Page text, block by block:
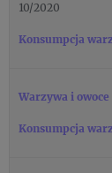
10/2020
Konsumpcja
Warzywa i
Konsumpcja